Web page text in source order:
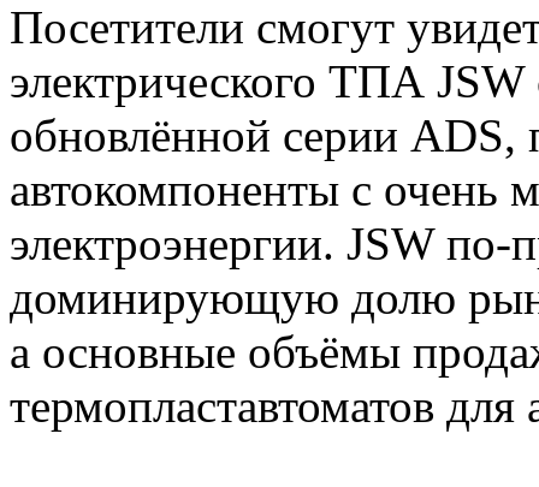
Посетители смогут
электрического ТПА
обновлённой серии ADS,
автокомпоненты с очень
электроэнергии. JSW
доминирующую долю
а основные объёмы
термопластавтоматов